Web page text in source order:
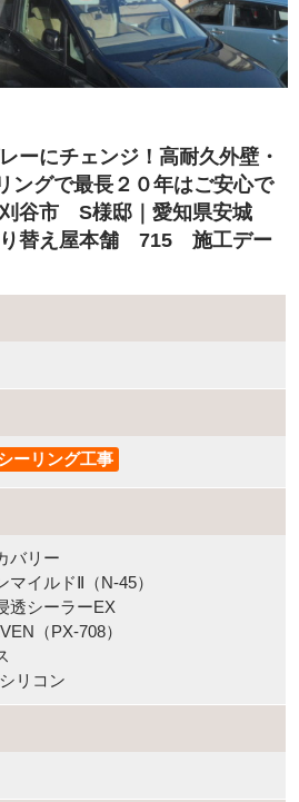
ーにチェンジ！高耐久外壁・
ングで最長２０年はご安心で
谷市 S様邸｜愛知県安城
り替え屋本舗 715 施工デー
ーリング工事
バリー
イルドⅡ（N-45）
透シーラーEX
（PX-708）
リコン